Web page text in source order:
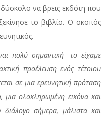
δύσκολο να βρεις εκδότη που
το βιβλίο. Ο σκοπός
πολύ σημαντική -το είχαμε
προέλευση ενός τέτοιου
σε μια ερευνητική πρόταση
μια ολοκληρωμένη εικόνα και
σήμερα, μάλιστα και